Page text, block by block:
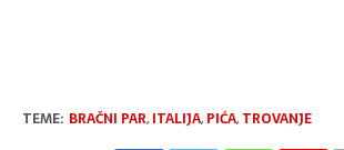
TEME: BRAČNI PAR, ITALIJA, PIĆA, TROVANJE